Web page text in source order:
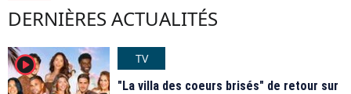
DERNIÈRES ACTUALITÉS
player2
TV
"La villa des coeurs brisés" de retour sur